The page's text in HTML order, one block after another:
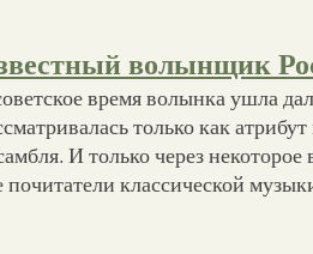
волынщик
время волынка ушла
только как
И только через
почитатели классической